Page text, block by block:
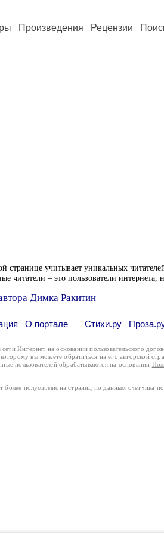
Произведения Рецензии
странице учитывает уникальных
читатели – это пользователи интернета,
Димка Ракитин
О портале Стихи.ру
сети Интернет на основаниипользовательского
вы можете обратиться на его авторской
пользователей обрабатываются на основании
полумиллиона страниц по данным счетчика